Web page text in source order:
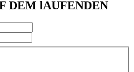
DEM lAUFENDEN